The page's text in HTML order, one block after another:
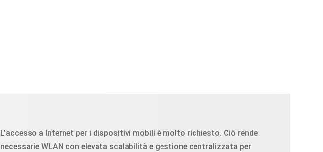
L'accesso a Internet per i dispositivi mobili è molto richiesto. Ciò rende
necessarie WLAN con elevata scalabilità e gestione centralizzata per